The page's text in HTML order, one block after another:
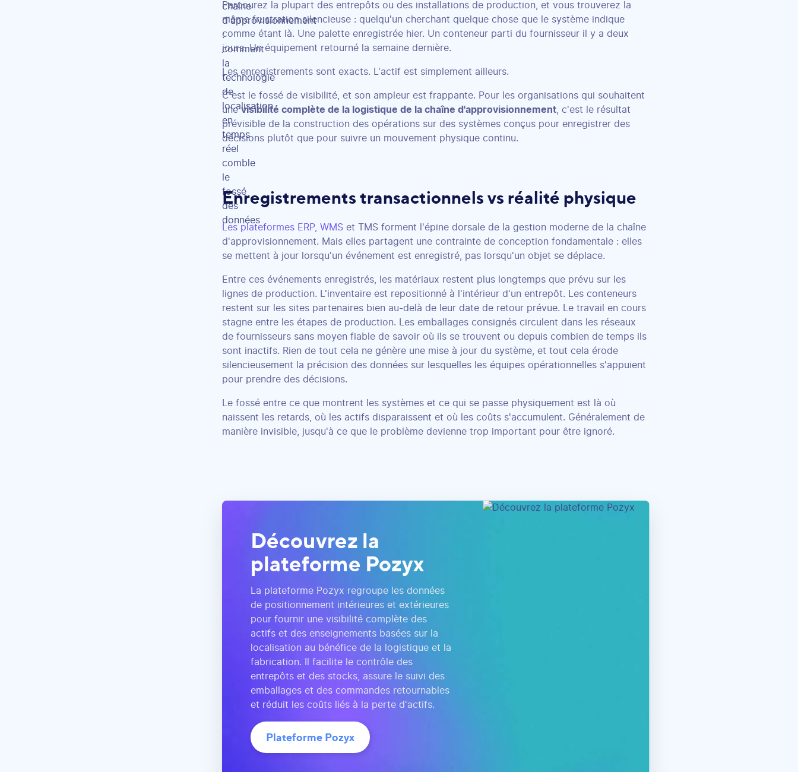
Parcourez la plupart des entrepôts ou des installations de production, et vous trouverez la
même frustration silencieuse : quelqu'un cherchant quelque chose que le système indique
comme étant là. Une palette enregistrée hier. Un conteneur parti du fournisseur il y a deux
jours. Un équipement retourné la semaine dernière.
Les enregistrements sont exacts. L'actif est simplement ailleurs.
C'est le fossé de visibilité, et son ampleur est frappante. Pour les organisations qui souhaitent
unevisibilité complète de la logistique de la chaîne d'approvisionnement , c'est le résultat
prévisible de la construction des opérations sur des systèmes conçus pour enregistrer des
décisions plutôt que pour suivre un mouvement physique continu.
Enregistrements transactionnels vs réalité physique
Les plateformes ERP, WMS et TMS forment l'épine dorsale de la gestion moderne de la chaîne
d'approvisionnement. Mais elles partagent une contrainte de conception fondamentale : elles
se mettent à jour lorsqu'un événement est enregistré, pas lorsqu'un objet se déplace.
Entre ces événements enregistrés, les matériaux restent plus longtemps que prévu sur les
lignes de production. L'inventaire est repositionné à l'intérieur d'un entrepôt. Les conteneurs
restent sur les sites partenaires bien au-delà de leur date de retour prévue. Le travail en cours
stagne entre les étapes de production. Les emballages consignés circulent dans les réseaux
de fournisseurs sans moyen fiable de savoir où ils se trouvent ou depuis combien de temps ils
sont inactifs. Rien de tout cela ne génère une mise à jour du système, et tout cela érode
silencieusement la précision des données sur lesquelles les équipes opérationnelles s'appuient
pour prendre des décisions.
Le fossé entre ce que montrent les systèmes et ce qui se passe physiquement est là où
naissent les retards, où les actifs disparaissent et où les coûts s'accumulent. Généralement de
manière invisible, jusqu'à ce que le problème devienne trop important pour être ignoré.
Découvrez la
plateforme Pozyx
La plateforme Pozyx regroupe les données
de positionnement intérieures et extérieures
pour fournir une visibilité complète des
actifs et des enseignements basées sur la
localisation au bénéfice de la logistique et la
fabrication. Il facilite le contrôle des
entrepôts et des stocks, assure le suivi des
emballages et des commandes retournables
et réduit les coûts liés à la perte d'actifs.
Plateforme Pozyx